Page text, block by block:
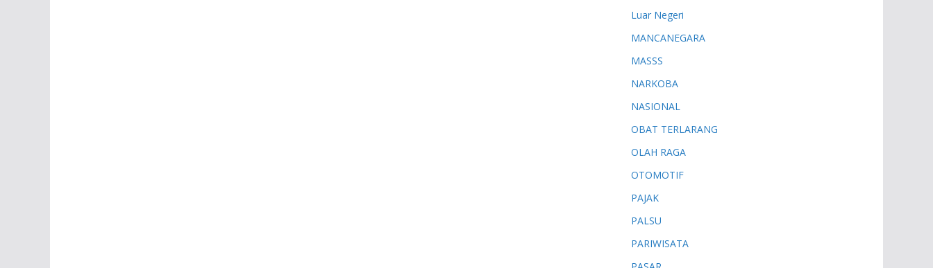
Luar Negeri
MANCANEGARA
MASSS
NARKOBA
NASIONAL
OBAT TERLARANG
OLAH RAGA
OTOMOTIF
PAJAK
PALSU
PARIWISATA